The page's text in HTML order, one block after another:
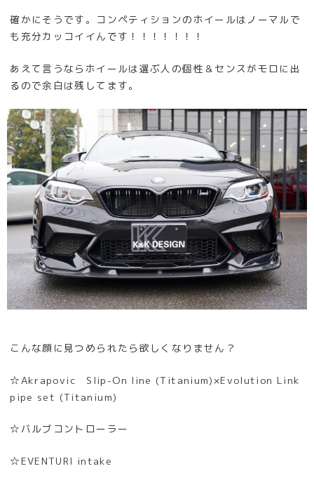
確かにそうです。コンペティションのホイールはノーマルで
も充分カッコイイんです！！！！！！！
あえて言うならホイールは選ぶ人の個性＆センスがモロに出
るので余白は残してます。
こんな顔に見つめられたら欲しくなりません？
☆Akrapovic Slip-On line (Titanium)×Evolution Link
pipe set (Titanium)
☆バルブコントローラー
☆EVENTURI intake